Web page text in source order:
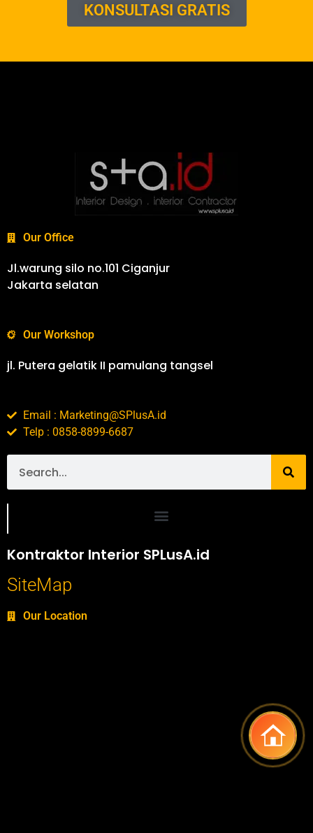
KONSULTASI GRATIS
Our Office
Jl.warung silo no.101 Ciganjur
Jakarta selatan
Our Workshop
jl. Putera gelatik II pamulang tangsel
Email : Marketing@SPlusA.id
Telp : 0858-8899-6687
Kontraktor Interior SPLusA.id
SiteMap
Our Location